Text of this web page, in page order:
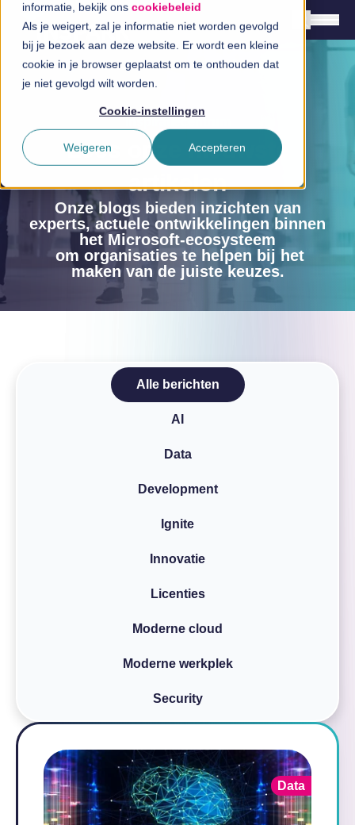
informatie, bekijk ons cookiebeleid
Als je weigert, zal je informatie niet worden gevolgd
bij je bezoek aan deze website. Er wordt een kleine
cookie in je browser geplaatst om te onthouden dat
je niet gevolgd wilt worden.
Cookie-instellingen
Accepteren
Weigeren
Nederlands
Oplossingen
Branches
InSpiratiecentrum
Technologieën
Direct in contact
Werken bij InSpark
Inspiratiecentrum
Lees onze nieuwste
artikelen
Onze blogs bieden inzichten van
experts, actuele ontwikkelingen binnen
het Microsoft-ecosysteem
om organisaties te helpen bij het
maken van de juiste keuzes.
Alle berichten
AI
Data
Development
Ignite
Innovatie
Licenties
Moderne cloud
Moderne werkplek
Security
Data